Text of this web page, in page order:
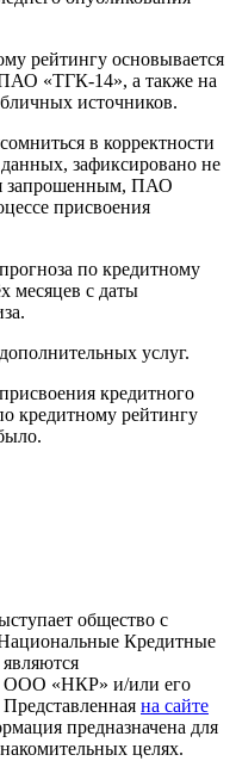
рейтингу основывается
«ТГК-14», а также на
источников.
в корректности
зафиксировано не
запрошенным, ПАО
присвоения
по кредитному
месяцев с даты
услуг.
кредитного
кредитному рейтингу
общество с
Кредитные
ООО «НКР» и/или его
на сайте
предназначена для
целях.